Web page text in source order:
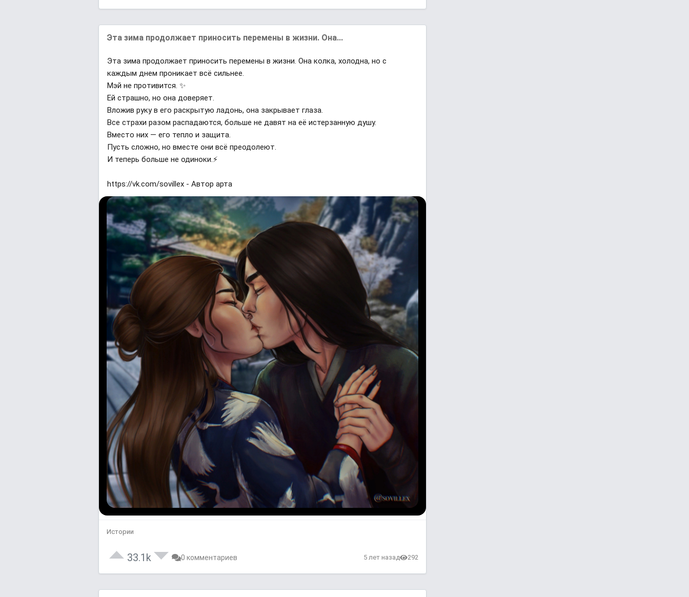
Эта зима продолжает приносить перемены в жизни. Она...
Эта зима продолжает приносить перемены в жизни. Она колка, холодна, но с
каждым днем проникает всё сильнее.
Мэй не противится. ✨
Ей страшно, но она доверяет.
Вложив руку в его раскрытую ладонь, она закрывает глаза.
Все страхи разом распадаются, больше не давят на её истерзанную душу.
Вместо них — его тепло и защита.
Пусть сложно, но вместе они всё преодолеют.
И теперь больше не одиноки.⚡
https://vk.com/sovillex - Автор арта
Истории
33.1k 0 комментариев 5 лет назад 292